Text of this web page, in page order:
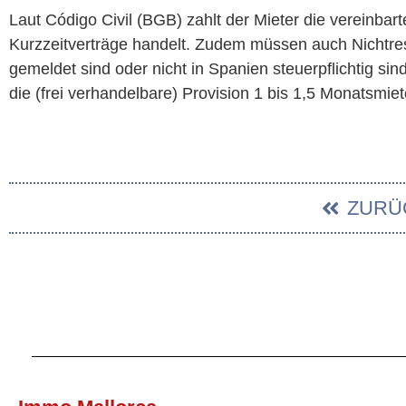
Laut Código Civil (BGB) zahlt der Mieter die
Kurzzeitverträge handelt. Zudem müssen auch
gemeldet sind oder nicht in Spanien steuerpflichtig
die (frei verhandelbare) Provision 1 bis 1,5